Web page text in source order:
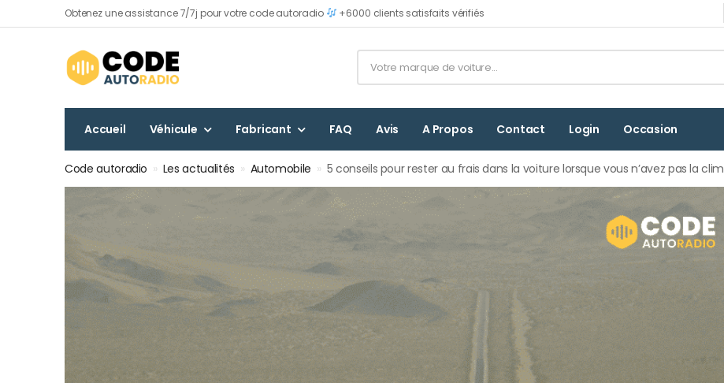
Obtenez une assistance 7/7j pour votre code autoradio +6000 clients satisfaits vérifiés
Accueil Véhicule Fabricant FAQ Avis A Propos Contact Login Occasion
Code autoradio » Les actualités » Automobile » 5 conseils pour rester au frais dans la voiture lorsque vous n’avez pas la clim